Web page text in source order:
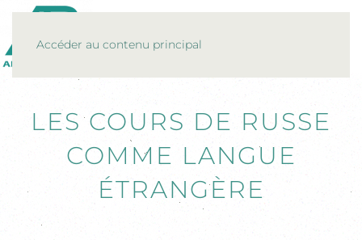
Accéder au contenu principal
LES COURS DE RUSSE
COMME LANGUE
ÉTRANGÈRE